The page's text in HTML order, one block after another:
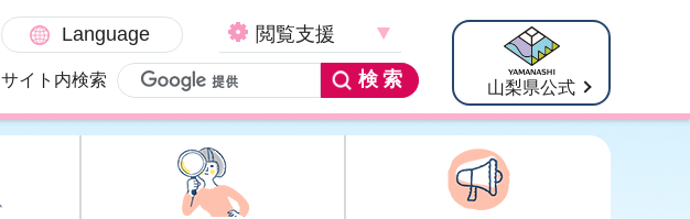
Language 閲覧支援
サイト内検索 山梨県公式